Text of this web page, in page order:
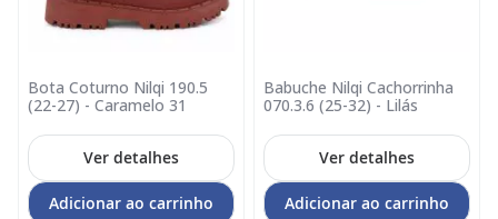
Bota Coturno Nilqi 190.5
(22-27) - Caramelo 31
Ver detalhes
Adicionar ao carrinho
Babuche Nilqi Cachorrinha
070.3.6 (25-32) - Lilás
Ver detalhes
Adicionar ao carrinho